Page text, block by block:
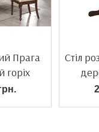
Прага
горіх
Стіл